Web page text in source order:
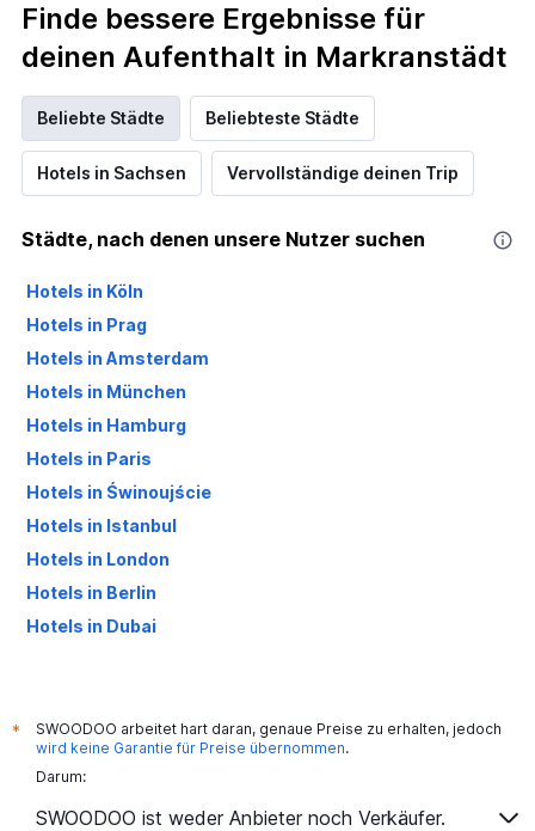
Finde bessere Ergebnisse für
deinen Aufenthalt in Markranstädt
Beliebte Städte Beliebteste Städte
Hotels in Sachsen Vervollständige deinen Trip
Städte, nach denen unsere Nutzer suchen
Hotels in Köln
Hotels in Prag
Hotels in Amsterdam
Hotels in München
Hotels in Hamburg
Hotels in Paris
Hotels in Świnoujście
Hotels in Istanbul
Hotels in London
Hotels in Berlin
Hotels in Dubai
*
SWOODOO arbeitet hart daran, genaue Preise zu erhalten, jedoch
wird keine Garantie für Preise übernommen.
Darum:
SWOODOO ist weder Anbieter noch Verkäufer.